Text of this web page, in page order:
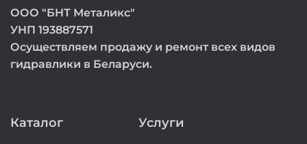
ООО "БНТ Металикс"
УНП 193887571
Осуществляем продажу и ремонт всех видов
гидравлики в Беларуси.
Каталог Услуги